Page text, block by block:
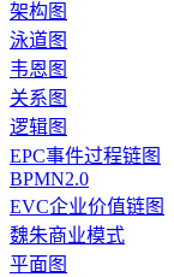
架构图
泳道图
韦恩图
关系图
逻辑图
EPC事件过程链图
BPMN2.0
EVC企业价值链图
魏朱商业模式
平面图